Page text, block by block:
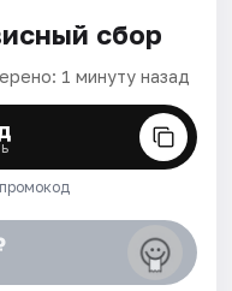
сбор
1 минуту назад